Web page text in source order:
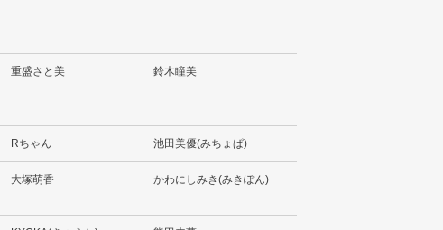
重盛さと美 鈴木瞳美
Rちゃん 池田美優(みちょぱ)
大塚萌香 かわにしみき(みきぽん)